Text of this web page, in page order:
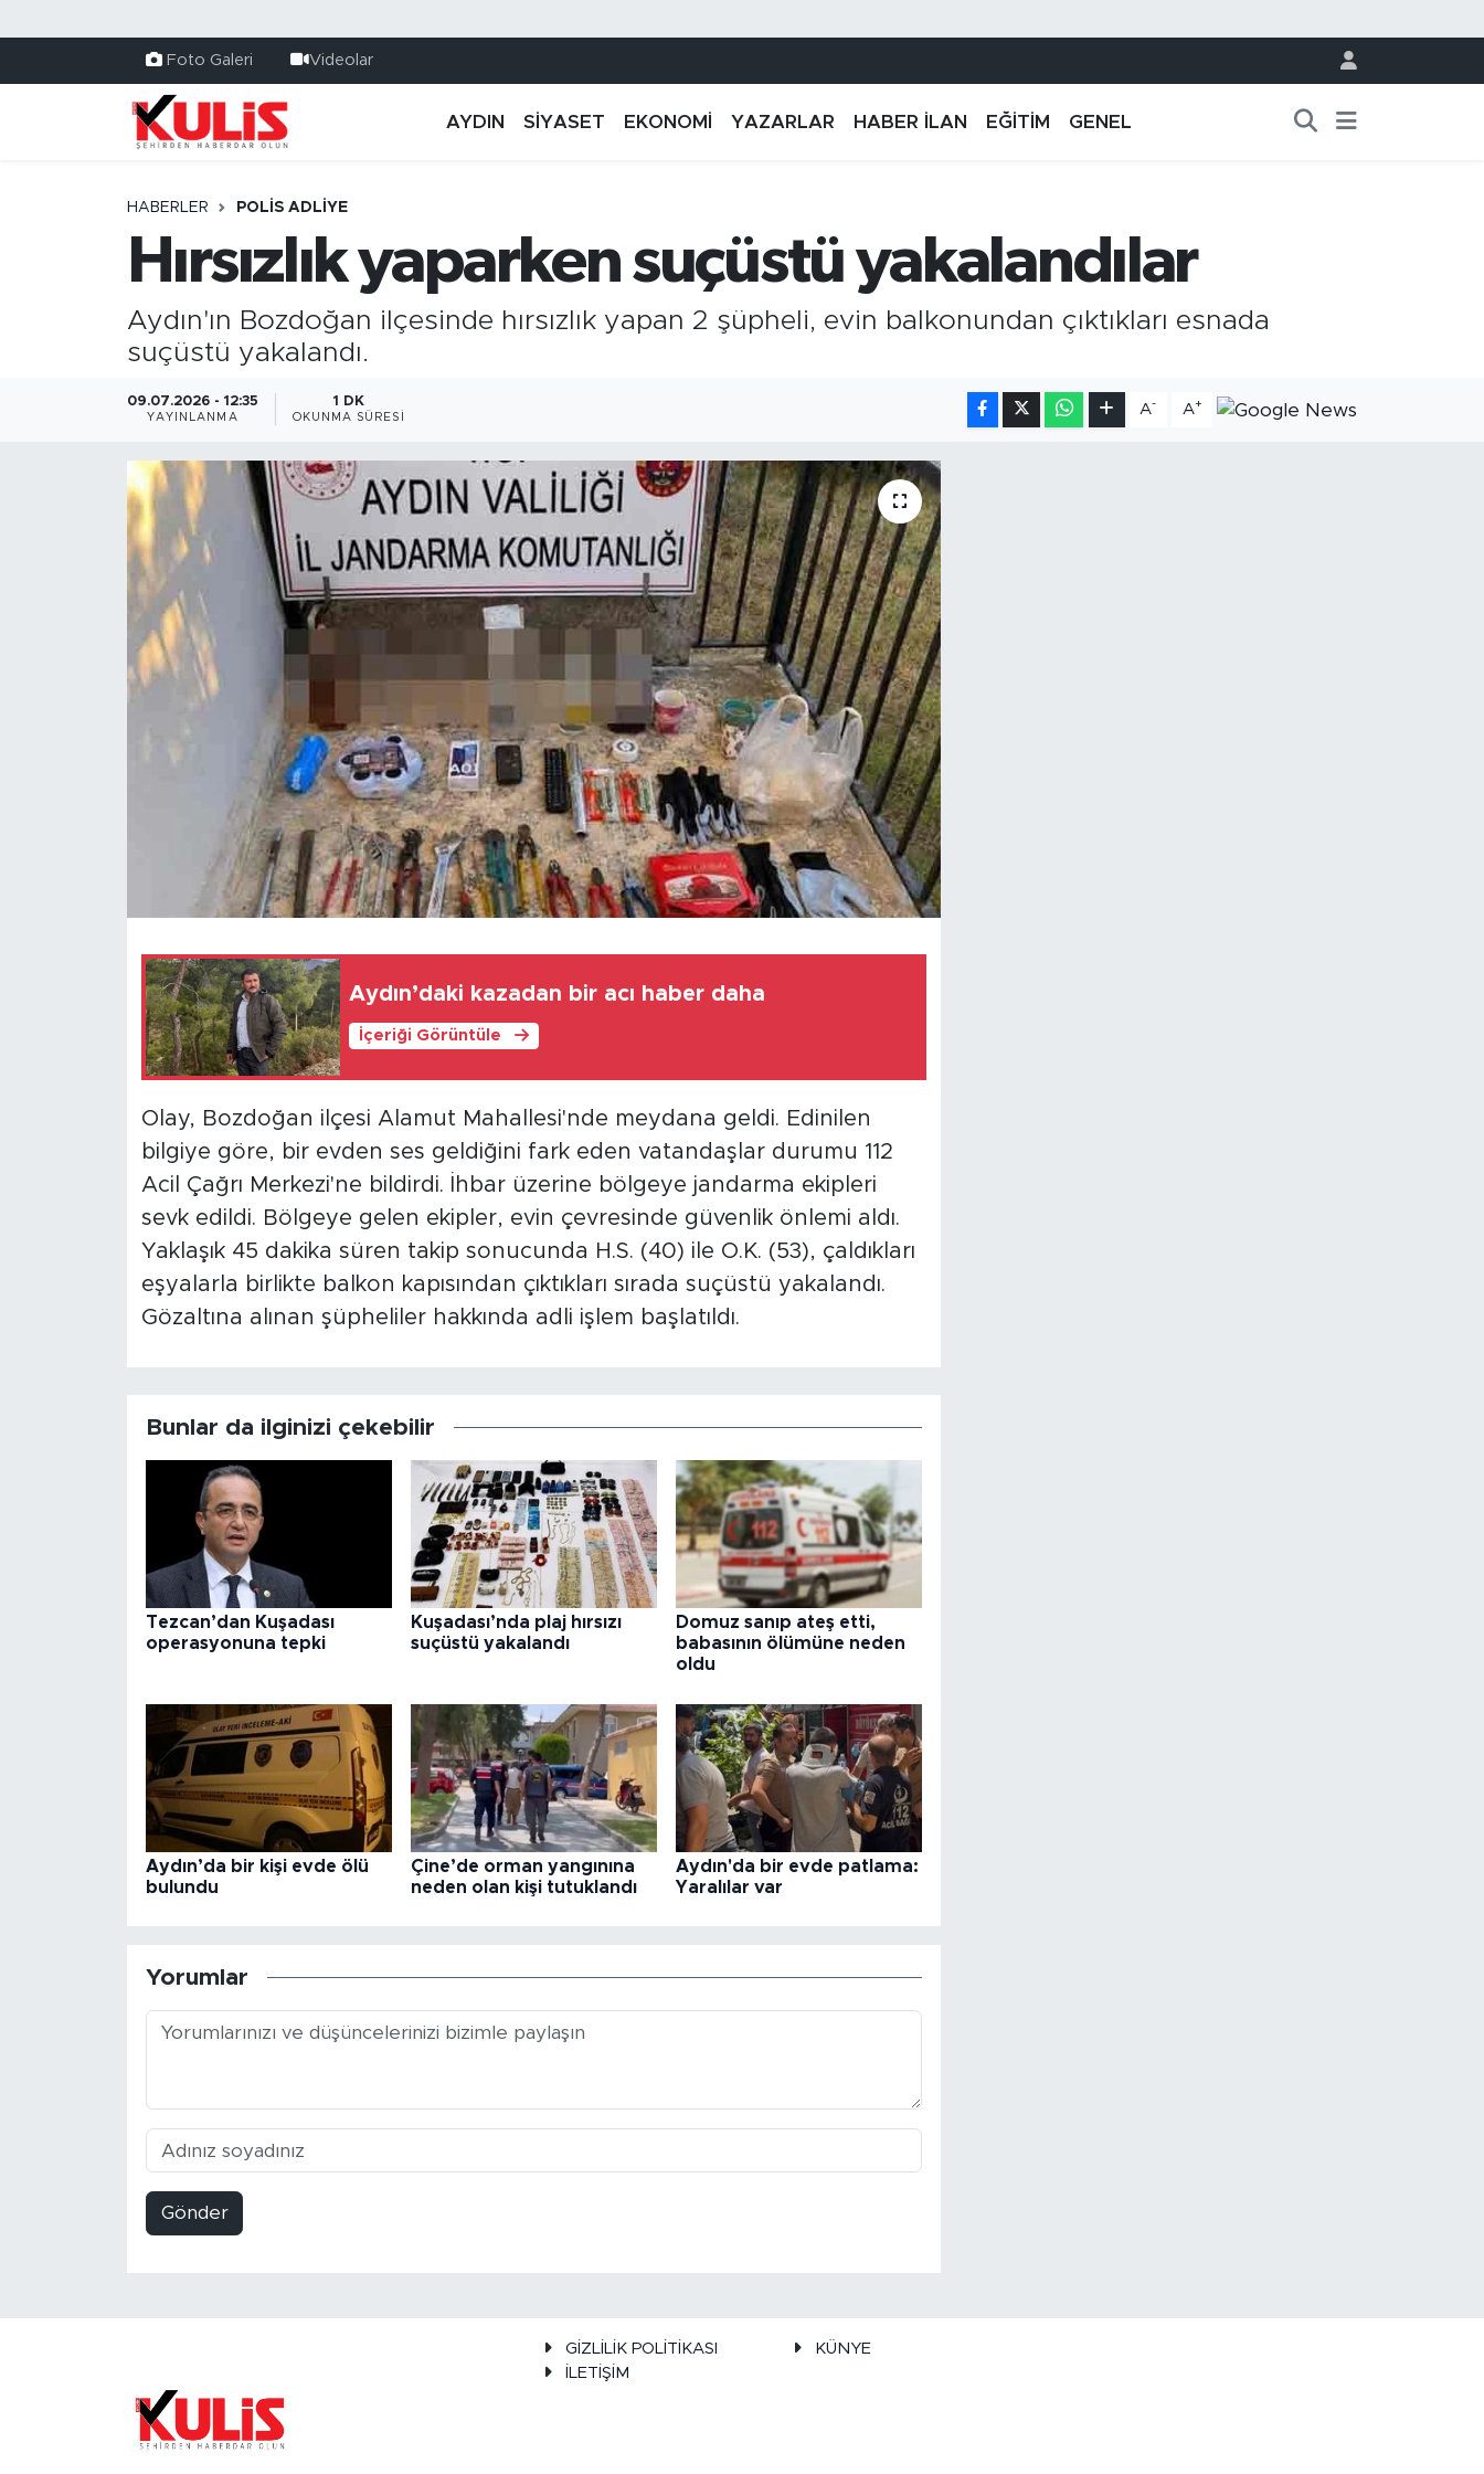
Foto Galeri Videolar
AYDIN SİYASET EKONOMİ YAZARLAR HABER İLAN EĞİTİM GENEL
HABERLER POLİS ADLİYE
Hırsızlık yaparken suçüstü yakalandılar
Aydın'ın Bozdoğan ilçesinde hırsızlık yapan 2 şüpheli, evin balkonundan çıktıkları esnada
suçüstü yakalandı.
09.07.2026 - 12:35
YAYINLANMA
1 DK
OKUNMA SÜRESI
A- A+
Aydın’daki kazadan bir acı haber daha
İçeriği Görüntüle
Olay, Bozdoğan ilçesi Alamut Mahallesi'nde meydana geldi. Edinilen
bilgiye göre, bir evden ses geldiğini fark eden vatandaşlar durumu 112
Acil Çağrı Merkezi'ne bildirdi. İhbar üzerine bölgeye jandarma ekipleri
sevk edildi. Bölgeye gelen ekipler, evin çevresinde güvenlik önlemi aldı.
Yaklaşık 45 dakika süren takip sonucunda H.S. (40) ile O.K. (53), çaldıkları
eşyalarla birlikte balkon kapısından çıktıkları sırada suçüstü yakalandı.
Gözaltına alınan şüpheliler hakkında adli işlem başlatıldı.
Bunlar da ilginizi çekebilir
Tezcan’dan Kuşadası
operasyonuna tepki
Kuşadası’nda plaj hırsızı
suçüstü yakalandı
Domuz sanıp ateş etti,
babasının ölümüne neden
oldu
Aydın’da bir kişi evde ölü
bulundu
Çine’de orman yangınına
neden olan kişi tutuklandı
Aydın'da bir evde patlama:
Yaralılar var
Yorumlar
Gönder
GİZLİLİK POLİTİKASI
KÜNYE
İLETİŞİM